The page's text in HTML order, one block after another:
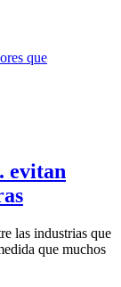
evitan
las industrias que
que muchos